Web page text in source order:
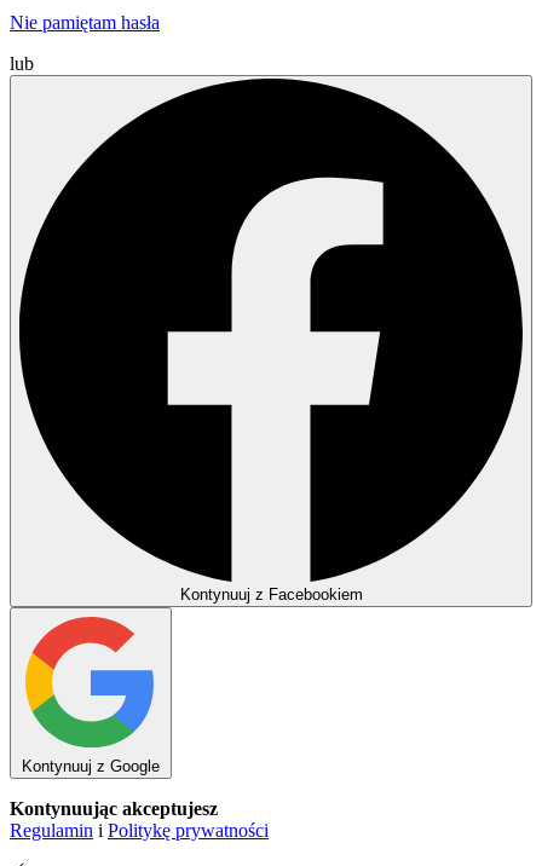
Nie pamiętam hasła
lub
Kontynuuj z Facebookiem
Kontynuuj z Google
Kontynuując akceptujesz
Regulamin i Politykę prywatności